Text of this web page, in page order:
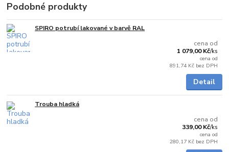
Podobné produkty
SPIRO potrubí lakované v barvě RAL
cena od
1 079,00 Kč/ks
cena od
891,74 Kč bez DPH
Detail
Trouba hladká
cena od
339,00 Kč/ks
cena od
280,17 Kč bez DPH